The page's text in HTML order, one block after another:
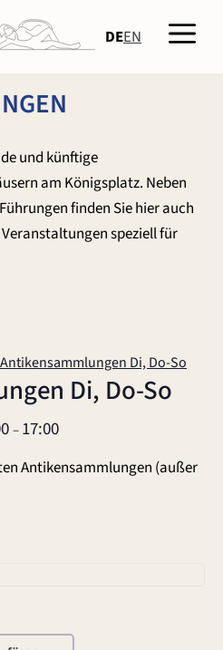
DEEN
und künftige
am Königsplatz. Neben
finden Sie hier auch
speziell für
Antikensammlungen Di, Do-So
Di, Do-So
–17:00
Antikensammlungen (außer